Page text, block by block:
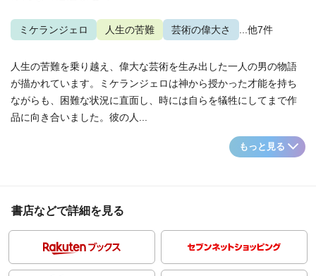
ミケランジェロ 人生の苦難 芸術の偉大さ ...他7件
人生の苦難を乗り越え、偉大な芸術を生み出した一人の男の物語
が描かれています。ミケランジェロは神から授かった才能を持ち
ながらも、困難な状況に直面し、時には自らを犠牲にしてまで作
品に向き合いました。彼の人...
もっと見る
書店などで詳細を見る